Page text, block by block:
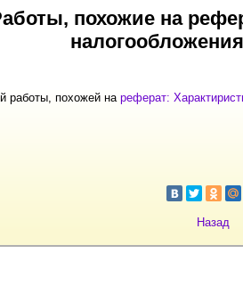
похожие на
работы, похожей на реферат:
Назад